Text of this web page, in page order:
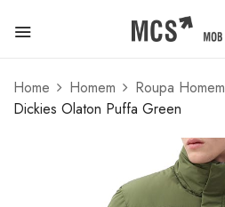
Home Homem Roupa Homem
Dickies Olaton Puffa Green